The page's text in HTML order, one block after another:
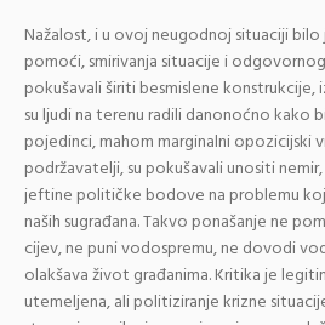
Nažalost, i u ovoj neugodnoj situaciji
pomoći, smirivanja situacije i
pokušavali širiti besmislene
su ljudi na terenu radili danonoćno kako
pojedinci, mahom marginalni opozicijski
podržavatelji, su pokušavali unositi
jeftine političke bodove na problemu
naših sugrađana. Takvo ponašanje ne
cijev, ne puni vodospremu, ne dovodi
olakšava život građanima. Kritika je
utemeljena, ali politiziranje krizne